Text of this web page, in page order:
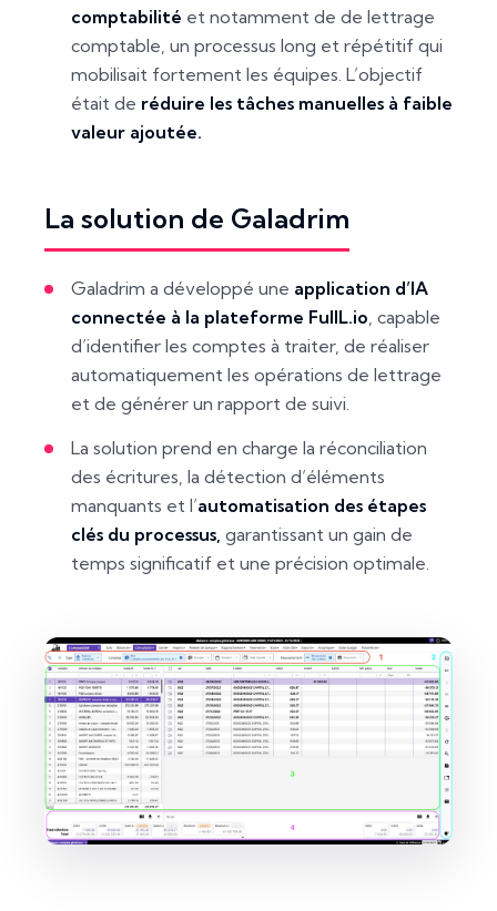
comptabilité et notamment de de lettrage
comptable, un processus long et répétitif qui
mobilisait fortement les équipes. L’objectif
était de réduire les tâches manuelles à faible
valeur ajoutée.
La solution de Galadrim
Galadrim a développé une application d’IA
connectée à la plateforme FullL.io, capable
d’identifier les comptes à traiter, de réaliser
automatiquement les opérations de lettrage
et de générer un rapport de suivi.
La solution prend en charge la réconciliation
des écritures, la détection d’éléments
manquants et l’automatisation des étapes
clés du processus, garantissant un gain de
temps significatif et une précision optimale.